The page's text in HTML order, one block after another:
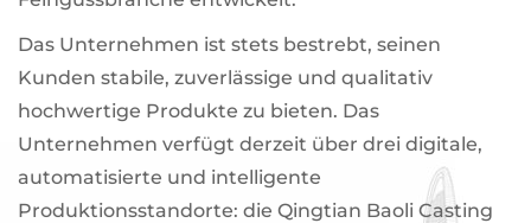
Das Unternehmen ist stets bestrebt, seinen
Kunden stabile, zuverlässige und qualitativ
hochwertige Produkte zu bieten. Das
Unternehmen verfügt derzeit über drei digitale,
automatisierte und intelligente
Produktionsstandorte: die Qingtian Baoli Casting